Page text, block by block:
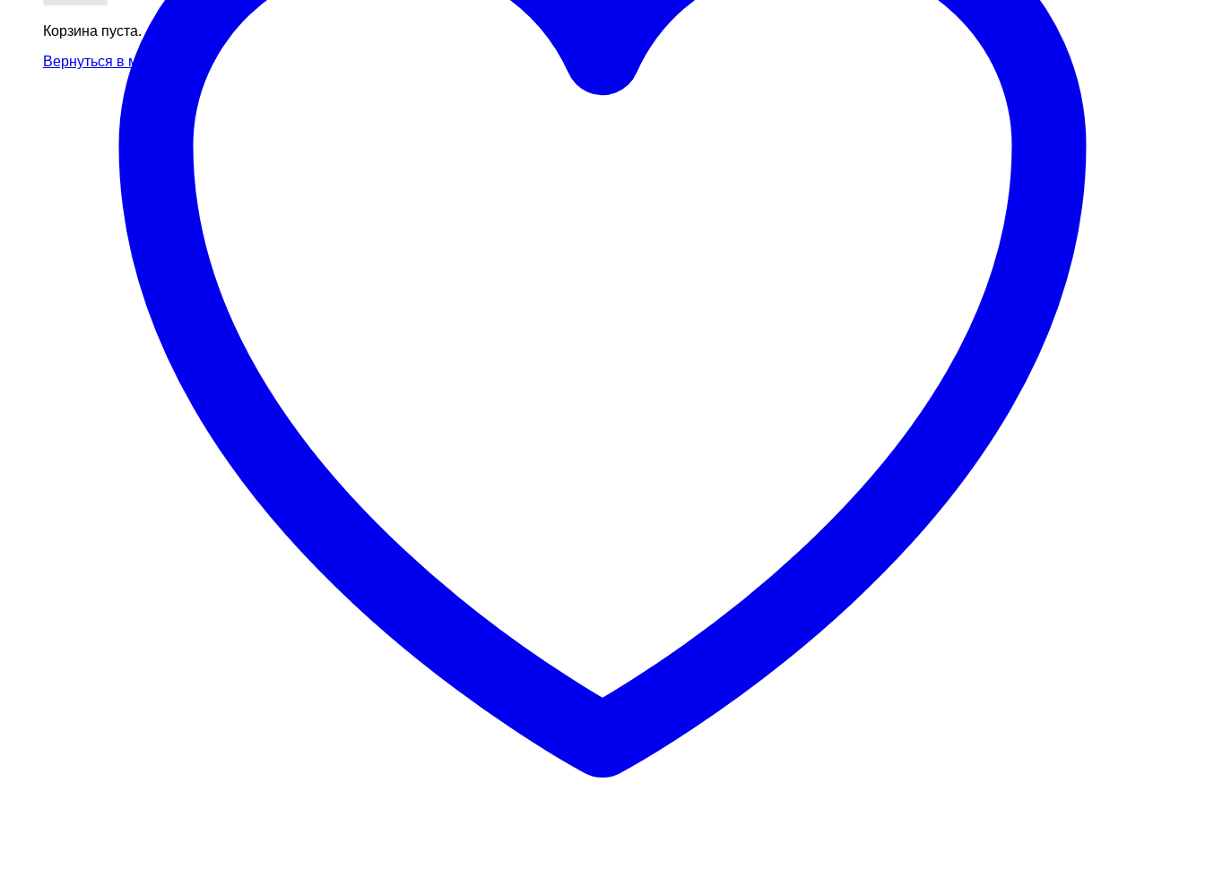
Корзина пуста.
Вернуться в магазин